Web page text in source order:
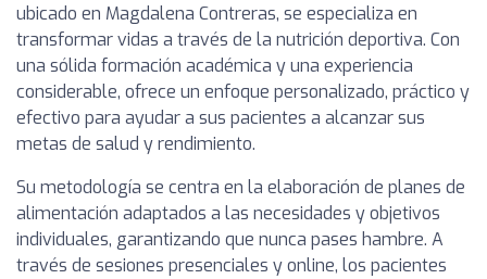
ubicado en Magdalena Contreras, se especializa en
transformar vidas a través de la nutrición deportiva. Con
una sólida formación académica y una experiencia
considerable, ofrece un enfoque personalizado, práctico y
efectivo para ayudar a sus pacientes a alcanzar sus
metas de salud y rendimiento.
Su metodología se centra en la elaboración de planes de
alimentación adaptados a las necesidades y objetivos
individuales, garantizando que nunca pases hambre. A
través de sesiones presenciales y online, los pacientes